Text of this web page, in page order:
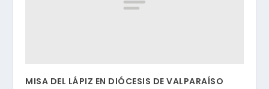
MISA DEL LÁPIZ EN DIÓCESIS DE VALPARAÍSO